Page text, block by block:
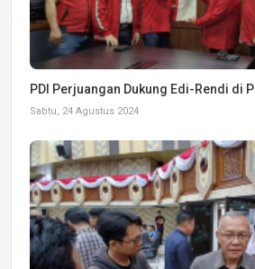
PDI Perjuangan Dukung Edi-Rendi di
Sabtu, 24 Agustus 2024